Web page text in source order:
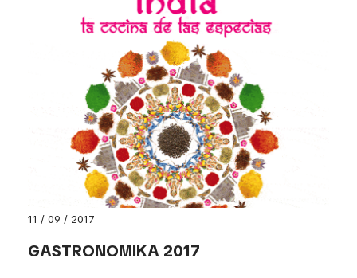
11 / 09 / 2017
GASTRONOMIKA 2017